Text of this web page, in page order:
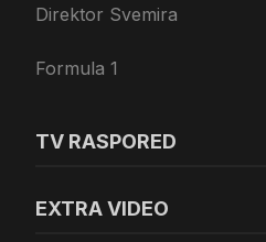
Direktor Svemira
Formula 1
TV RASPORED
EXTRA VIDEO